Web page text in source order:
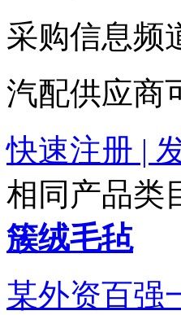
采购信息频
汽配供应商
快速注册 |
相同产品类
簇绒毛毡
某外资百强